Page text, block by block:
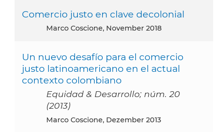
Comercio justo en clave decolonial
Marco Coscione, November 2018
Un nuevo desafío para el comercio
justo latinoamericano en el actual
contexto colombiano
Equidad & Desarrollo; núm. 20
(2013)
Marco Coscione, Dezember 2013